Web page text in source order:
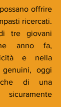
offrire
ricercati.
tre giovani
anno fa,
e nella
oggi
di una